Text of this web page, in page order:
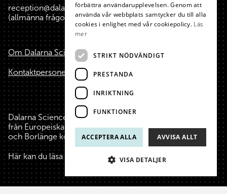
reception@dalarnasciencepark.se
(allmänna frågor, konferens m.m.)
Om Dalarna Science Park
Kontaktpersoner
Dalarna Science Park är finansierat med hjälp av medel
från Europeiska Unionen, Region Dalarna, Falu kommun
och Borlänge kommun.
Här kan du läsa mer om oss, våra finansiärer och stiftare.
förbättra användarupplevelsen. Genom att
använda vår webbplats samtycker du till alla
cookies i enlighet med vår cookiepolicy. Läs
mer
STRIKT NÖDVÄNDIGT
PRESTANDA
INRIKTNING
FUNKTIONER
ACCEPTERA ALLA AVVISA ALLT
VISA DETALJER